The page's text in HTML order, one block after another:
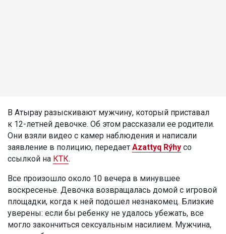
В Атырау разыскивают мужчину, который приставал
к 12-летней девочке. Об этом рассказали ее родители.
Они взяли видео с камер наблюдения и написали
заявление в полицию, передает Azattyq Rýhy со
ссылкой на КТК.
Все произошло около 10 вечера в минувшее
воскресенье. Девочка возвращалась домой с игровой
площадки, когда к ней подошел незнакомец. Близкие
уверены: если бы ребенку не удалось убежать, все
могло закончиться сексуальным насилием. Мужчина,